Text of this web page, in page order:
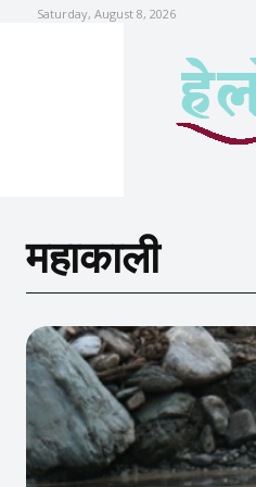
Saturday, August 8, 2026
महाकाली